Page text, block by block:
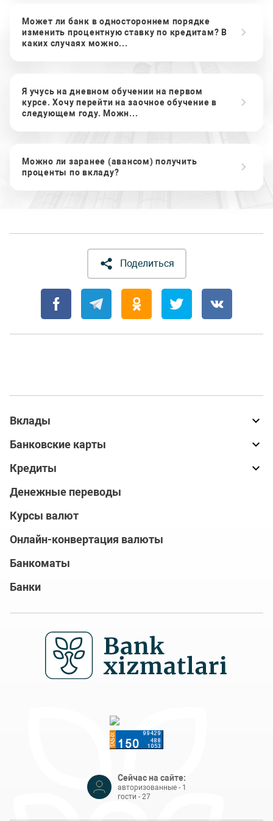
Может ли банк в одностороннем порядке
изменить процентную ставку по кредитам? В
каких случаях можно...
Я учусь на дневном обучении на первом
курсе. Хочу перейти на заочное обучение в
следующем году. Можн...
Можно ли заранее (авансом) получить
проценты по вкладу?
Поделиться
Вклады
Банковские карты
Кредиты
Денежные переводы
Курсы валют
Онлайн-конвертация валюты
Банкоматы
Банки
Сейчас на сайте:
авторизованные - 1
гости - 27